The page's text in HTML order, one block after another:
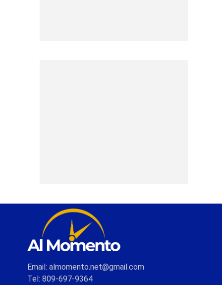
Email: almomento.net@gmail.com
Tel: 809-697-9364